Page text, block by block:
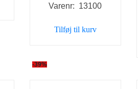
Varenr: 13100
Tilføj til kurv
-39%